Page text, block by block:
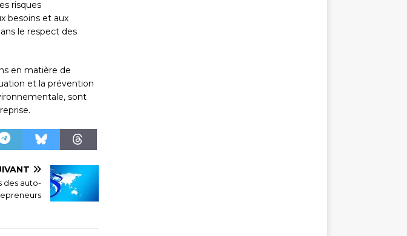
risques
besoins et aux
le respect des
en matière de
et la prévention
sont
des auto-